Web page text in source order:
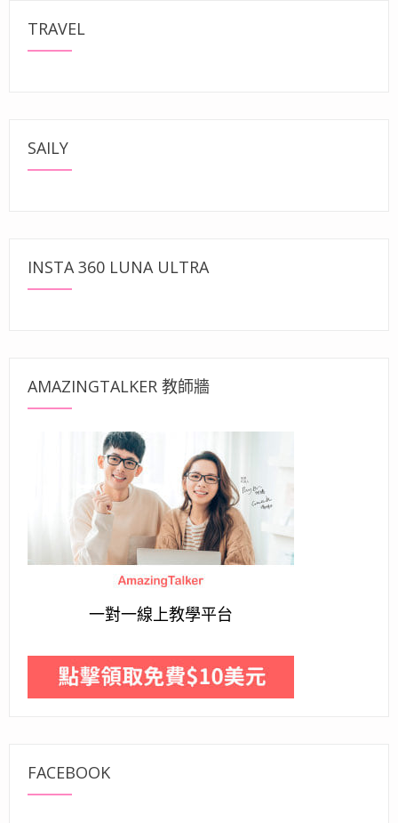
TRAVEL
SAILY
INSTA 360 LUNA ULTRA
AMAZINGTALKER 教師牆
一對一線上教學平台
FACEBOOK